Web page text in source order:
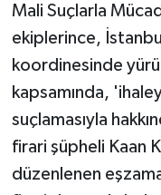
Mali Suçlarla
ekiplerince,
koordinesinde
kapsamında,
suçlamasıyla
firari şüpheli Kaan
düzenlenen